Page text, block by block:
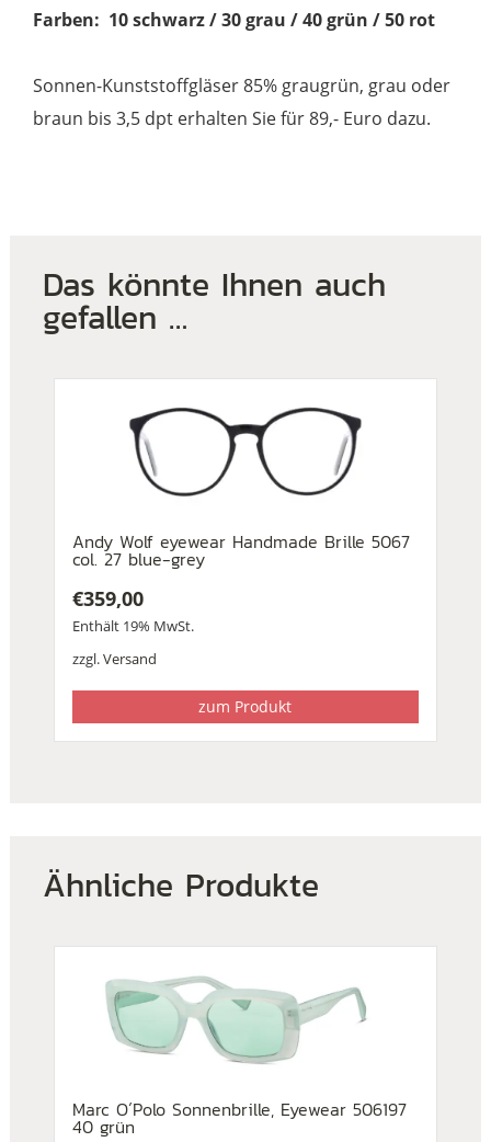
Farben: 10 schwarz / 30 grau / 40 grün / 50 rot
Sonnen-Kunststoffgläser 85% graugrün, grau oder
braun bis 3,5 dpt erhalten Sie für 89,- Euro dazu.
Das könnte Ihnen auch
gefallen …
Andy Wolf eyewear Handmade Brille 5067
col. 27 blue-grey
€359,00
Enthält 19% MwSt.
zzgl.Versand
zum Produkt
Ähnliche Produkte
Marc O´Polo Sonnenbrille, Eyewear 506197
40 grün